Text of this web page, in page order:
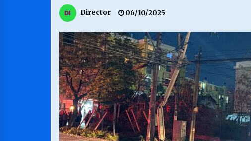
MUNICIPALIDAD, TRABAJADORES,
CLIMA LABORAL:
VOLVER A SER ALTERNATIVA
16/06/2026
S.O.S. a los ricos, Save Our Souls
(Salvar Nuestras Almas)
30/04/2026
Director 06/10/2025